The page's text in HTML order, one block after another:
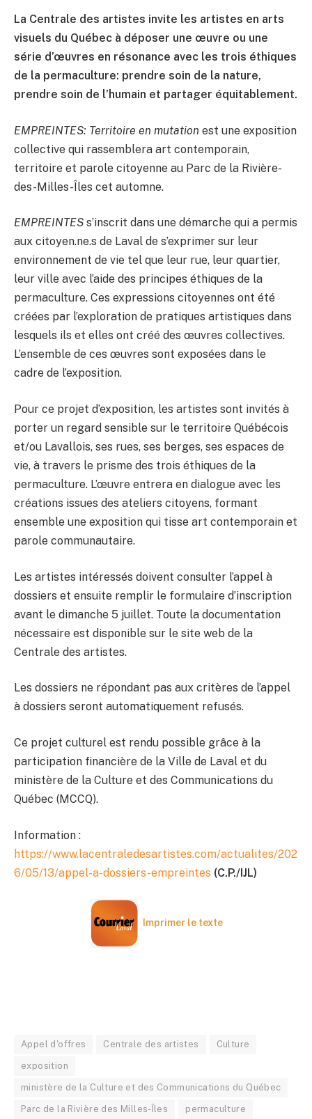
La Centrale des artistes invite les artistes en arts
visuels du Québec à déposer une œuvre ou une
série d’œuvres en résonance avec les trois éthiques
de la permaculture: prendre soin de la nature,
prendre soin de l’humain et partager équitablement.
EMPREINTES: Territoire en mutation est une exposition
collective qui rassemblera art contemporain,
territoire et parole citoyenne au Parc de la Rivière-
des-Milles-Îles cet automne.
EMPREINTES s’inscrit dans une démarche qui a permis
aux citoyen.ne.s de Laval de s’exprimer sur leur
environnement de vie tel que leur rue, leur quartier,
leur ville avec l’aide des principes éthiques de la
permaculture. Ces expressions citoyennes ont été
créées par l’exploration de pratiques artistiques dans
lesquels ils et elles ont créé des œuvres collectives.
L’ensemble de ces œuvres sont exposées dans le
cadre de l’exposition.
Pour ce projet d’exposition, les artistes sont invités à
porter un regard sensible sur le territoire Québécois
et/ou Lavallois, ses rues, ses berges, ses espaces de
vie, à travers le prisme des trois éthiques de la
permaculture. L’œuvre entrera en dialogue avec les
créations issues des ateliers citoyens, formant
ensemble une exposition qui tisse art contemporain et
parole communautaire.
Les artistes intéressés doivent consulter l’appel à
dossiers et ensuite remplir le formulaire d’inscription
avant le dimanche 5 juillet. Toute la documentation
nécessaire est disponible sur le site web de la
Centrale des artistes.
Les dossiers ne répondant pas aux critères de l’appel
à dossiers seront automatiquement refusés.
Ce projet culturel est rendu possible grâce à la
participation financière de la Ville de Laval et du
ministère de la Culture et des Communications du
Québec (MCCQ).
Information :
https://www.lacentraledesartistes.com/actualites/202
6/05/13/appel-a-dossiers-empreintes (C.P./IJL)
Imprimer le texte
Appel d'offres Centrale des artistes Culture
exposition
ministère de la Culture et des Communications du Québec
Parc de la Rivière des Milles-Îles permaculture